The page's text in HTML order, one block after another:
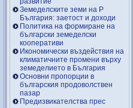
Земеделските земи на Р
България: заетост и доходи
Политика на формиране на
български земеделски
кооперативи
Икономически въздействия на
климатичните промени върху
земеделието в България
Основни пропорции в
българския продоволствен
пазар
Предизвикателства прес